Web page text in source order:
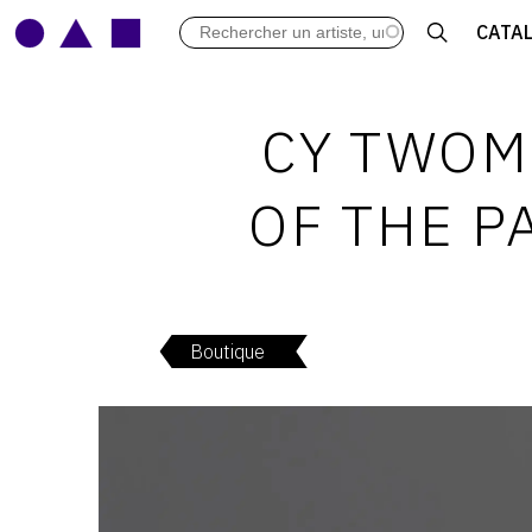
ARCHIVES DES EXPOSITIONS
LEXIQUE ARTISTIQUE
CY
OF THE
Boutique